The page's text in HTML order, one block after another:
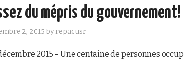
du mépris du gouvernement!
2, 2015 byrepacusr
2015 – Une centaine de personnes